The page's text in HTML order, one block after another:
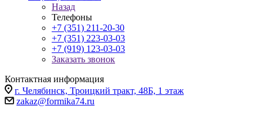
Назад
Телефоны
+7 (351) 211-20-30
+7 (351) 223-03-03
+7 (919) 123-03-03
Заказать звонок
Контактная информация
г. Челябинск, Троицкий тракт, 48Б, 1 этаж
zakaz@formika74.ru